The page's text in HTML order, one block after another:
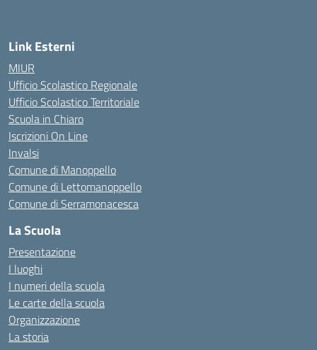
Link Esterni
MIUR
Ufficio Scolastico Regionale
Ufficio Scolastico Territoriale
Scuola in Chiaro
Iscrizioni On Line
Invalsi
Comune di Manoppello
Comune di Lettomanoppello
Comune di Serramonacesca
La Scuola
Presentazione
I luoghi
I numeri della scuola
Le carte della scuola
Organizzazione
La storia